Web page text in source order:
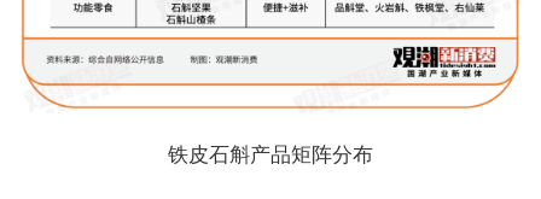
铁皮石斛产品矩阵分布